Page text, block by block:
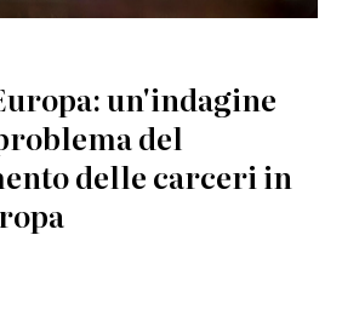
un'indagine
del
delle carceri in